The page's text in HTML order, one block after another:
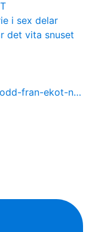
i sex delar
det vita snuset
fran-ekot-n…